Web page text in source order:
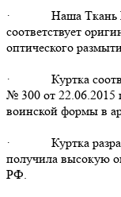
· Наша Ткань
соответствует
оптического
· Куртка
№ 300 от 22.06.2015
воинской формы в
· Куртка
получила высокую
РФ.